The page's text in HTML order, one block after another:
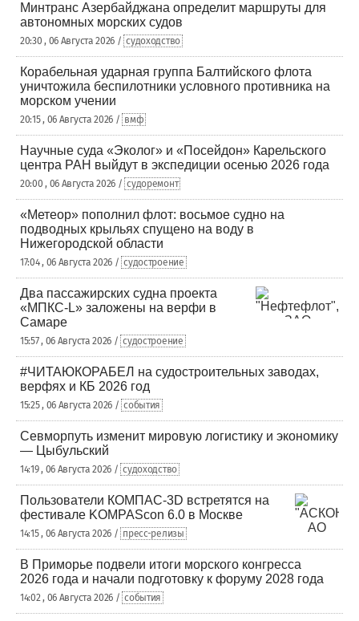
Минтранс Азербайджана определит маршруты для
автономных морских судов
20:30 , 06 Августа 2026 / судоходство
Корабельная ударная группа Балтийского флота
уничтожила беспилотники условного противника на
морском учении
20:15 , 06 Августа 2026 / вмф
Научные суда «Эколог» и «Посейдон» Карельского
центра РАН выйдут в экспедиции осенью 2026 года
20:00 , 06 Августа 2026 / судоремонт
«Метеор» пополнил флот: восьмое судно на
подводных крыльях спущено на воду в
Нижегородской области
17:04 , 06 Августа 2026 / судостроение
Два пассажирских судна проекта
«МПКС-L» заложены на верфи в
Самаре
15:57 , 06 Августа 2026 / судостроение
#ЧИТАЮКОРАБЕЛ на судостроительных заводах,
верфях и КБ 2026 год
15:25 , 06 Августа 2026 / события
Севморпуть изменит мировую логистику и экономику
— Цыбульский
14:19 , 06 Августа 2026 / судоходство
Пользователи КОМПАС-3D встретятся на
фестивале KOMPAScon 6.0 в Москве
14:15 , 06 Августа 2026 / пресс-релизы
В Приморье подвели итоги морского конгресса
2026 года и начали подготовку к форуму 2028 года
14:02 , 06 Августа 2026 / события